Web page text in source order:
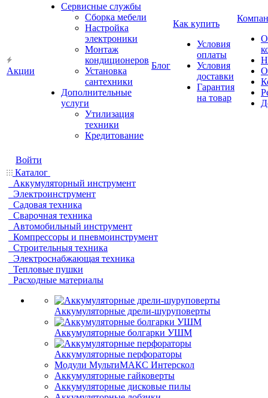
Акции
Сервисные службы
Сборка мебели
Настройка
электроники
Монтаж
кондиционеров
Установка
сантехники
Дополнительные
услуги
Утилизация
техники
Кредитование
Блог
Как купить
Условия
оплаты
Условия
доставки
Гарантия
на товар
О
Войти
Каталог
Аккумуляторный инструмент
Электроинструмент
Садовая техника
Сварочная техника
Автомобильный инструмент
Компрессоры и пневмоинструмент
Строительныя техника
Электроснабжающая техника
Тепловые пушки
Расходные материалы
Аккумуляторные дрели-шуруповерты
Аккумуляторные болгарки УШМ
Аккумуляторные перфораторы
Модули МультиМАКС Интерскол
Аккумуляторные гайковерты
Аккумуляторные дисковые пилы